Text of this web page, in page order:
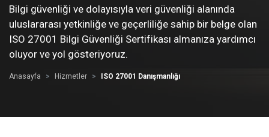
Bilgi güvenliği ve dolayısıyla veri güvenliği alanında
uluslararası yetkinliğe ve geçerliliğe sahip bir belge olan
ISO 27001 Bilgi Güvenliği Sertifikası almanıza yardımcı
oluyor ve yol gösteriyoruz.
Anasayfa Hizmetler ISO 27001 Danışmanlığı